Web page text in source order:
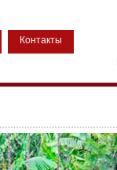
Контакты